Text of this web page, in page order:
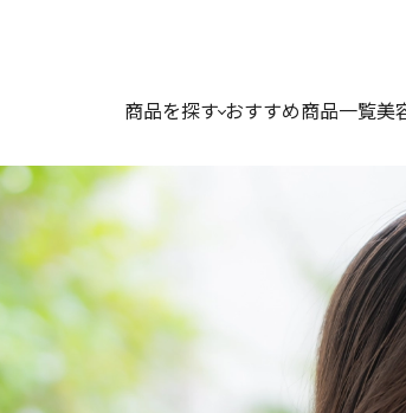
商品を探す おすすめ商品一覧美